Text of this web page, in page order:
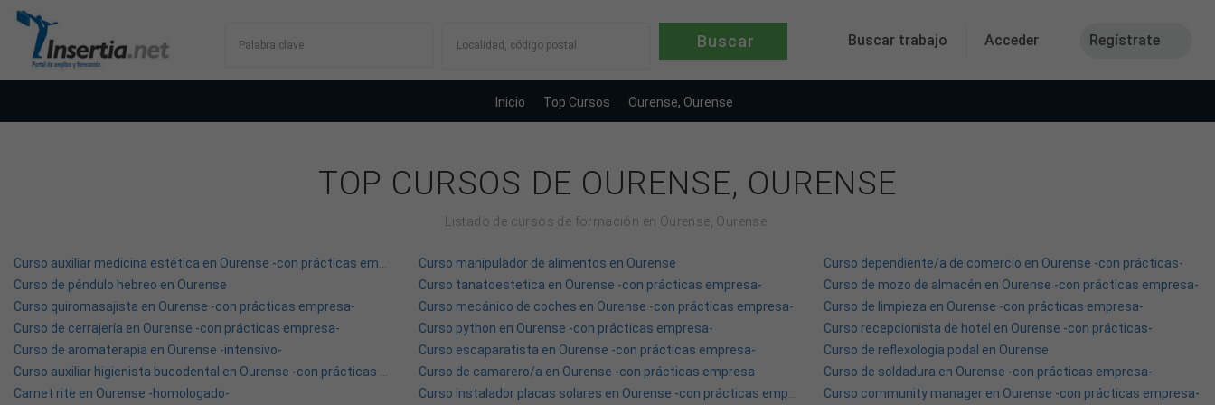
Buscar trabajo Acceder Regístrate
Localidad, código postal
Inicio Top Cursos Ourense, Ourense
TOP CURSOS DE OURENSE, OURENSE
Listado de cursos de formación en Ourense, Ourense.
Curso manipulador de alimentos en Ourense
Curso dependiente/a de comercio en Ourense -con prácticas-
Curso de péndulo hebreo en Ourense
Curso tanatoestetica en Ourense -con prácticas empresa-
Curso de mozo de almacén en Ourense -con prácticas empresa-
Curso quiromasajista en Ourense -con prácticas empresa-
Curso mecánico de coches en Ourense -con prácticas empresa-
Curso de limpieza en Ourense -con prácticas empresa-
Curso de cerrajería en Ourense -con prácticas empresa-
Curso python en Ourense -con prácticas empresa-
Curso recepcionista de hotel en Ourense -con prácticas-
Curso de aromaterapia en Ourense -intensivo-
Curso escaparatista en Ourense -con prácticas empresa-
Curso de reflexología podal en Ourense
Curso de camarero/a en Ourense -con prácticas empresa-
Curso de soldadura en Ourense -con prácticas empresa-
Carnet rite en Ourense -homologado-
Curso community manager en Ourense -con prácticas empresa-